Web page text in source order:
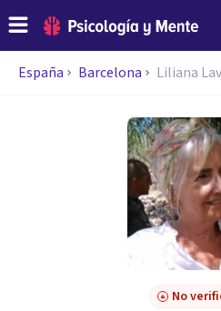
España Barcelona Liliana
No